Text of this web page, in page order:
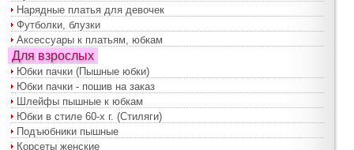
Нарядные платья для девочек
Футболки, блузки
Аксессуары к платьям, юбкам
Для взрослых
Юбки пачки (Пышные юбки)
Юбки пачки - пошив на заказ
Шлейфы пышные к юбкам
Юбки в стиле 60-х г. (Стиляги)
Подъюбники пышные
Корсеты женские